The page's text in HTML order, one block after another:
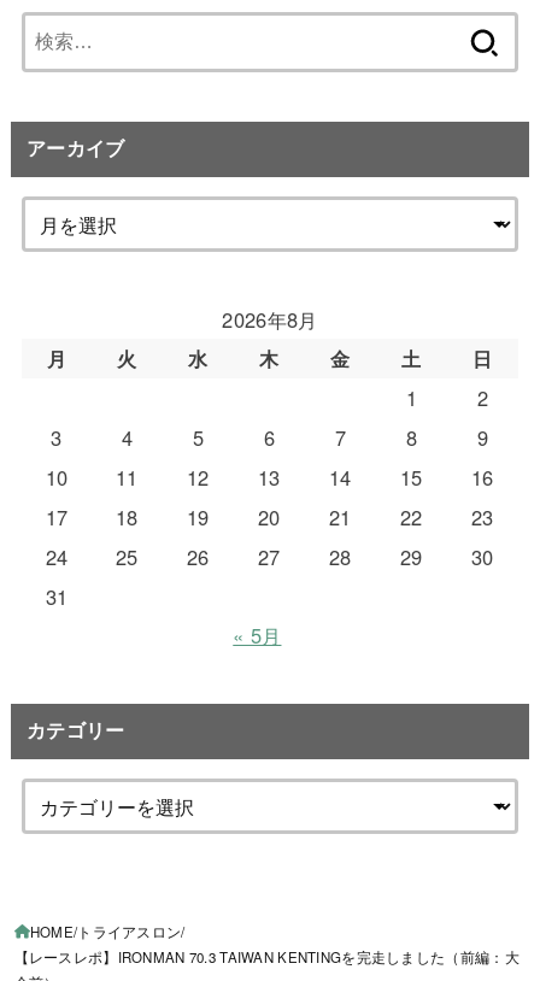
索:
アーカイブ
2026年8月
月
火 水 木 金 土
日
1
2
3
4 5 6 7 8
9
10
11 12 13 14 15
16
17
18 19 20 21 22
23
24
25 26 27 28 29
30
31
« 5月
カテゴリー
HOME トライアスロン
【レースレポ】IRONMAN 70.3 TAIWAN KENTINGを完走しました（前編：大